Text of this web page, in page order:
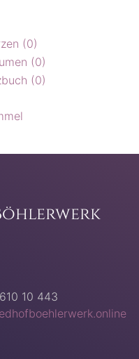
(0)
(0)
(0)
10 443